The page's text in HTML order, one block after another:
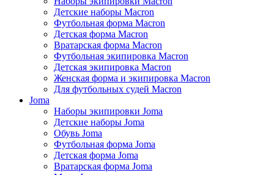
Детские наборы Macron
Футбольная форма Macron
Детская форма Macron
Вратарская форма Macron
Футбольная экипировка Macron
Детская экипировка Macron
Женская форма и экипировка Macron
Для футбольных судей Macron
Joma
Наборы экипировки Joma
Детские наборы Joma
Обувь Joma
Футбольная форма Joma
Детская форма Joma
Вратарская форма Joma